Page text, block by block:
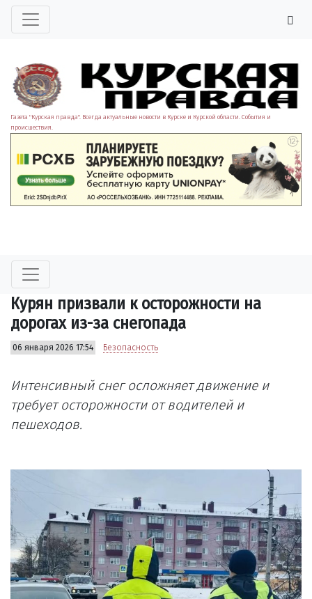
Газета "Курская правда". Всегда актуальные новости в Курске и Курской области. События и
происшествия.
Курян призвали к осторожности на
дорогах из-за снегопада
06 января 2026 17:54 Безопасность
Интенсивный снег осложняет движение и
требует осторожности от водителей и
пешеходов.